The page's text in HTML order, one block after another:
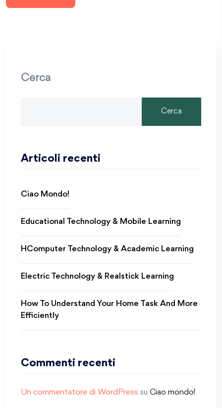
Cerca
Cerca
Articoli recenti
Ciao Mondo!
Educational Technology & Mobile Learning
HComputer Technology & Academic Learning
Electric Technology & Realstick Learning
How To Understand Your Home Task And More
Efficiently
Commenti recenti
Un commentatore di WordPress su Ciao mondo!